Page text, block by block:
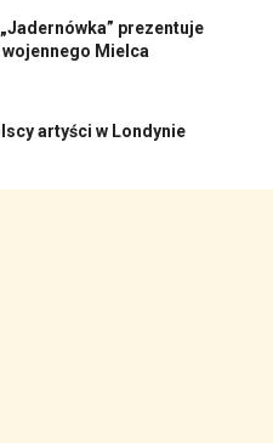
prezentuje
Mielca
artyści w Londynie